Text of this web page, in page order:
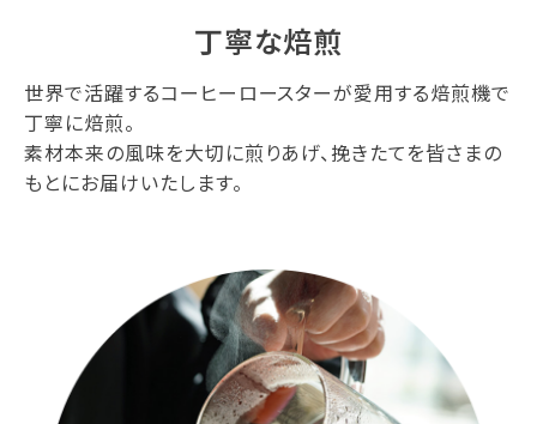
丁寧な焙煎
世界で活躍するコーヒーロースターが愛用する焙煎機で
丁寧に焙煎。
素材本来の風味を大切に煎りあげ、挽きたてを皆さまの
もとにお届けいたします。